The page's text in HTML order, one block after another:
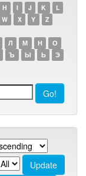
H I J K
L
W X Y Z
Л М Н
О
Ъ Ы Ь
Э